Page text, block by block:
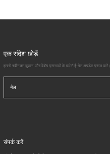
एक संदेश छोड़ें
हमारी नवीनतम दुकान और विशेष प्रस्तावों के बारे में ई-मेल अपडेट प्राप्त करें।
संपर्क करें